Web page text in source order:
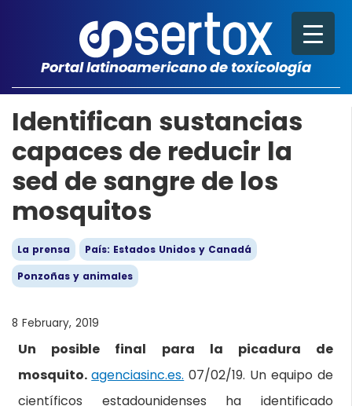
Portal latinoamericano de toxicología
Identifican sustancias
capaces de reducir la
sed de sangre de los
mosquitos
La prensa
País: Estados Unidos y Canadá
Ponzoñas y animales
8 February, 2019
Un posible final para la picadura de
mosquito.agenciasinc.es. 07/02/19. Un equipo de
científicos estadounidenses ha identificado